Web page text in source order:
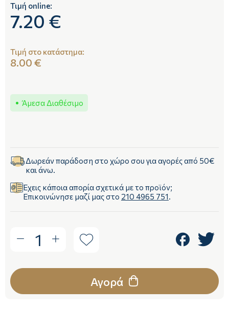
Τιμή online:
7.20 €
Τιμή στο κατάστημα:
8.00 €
Άμεσα Διαθέσιμο
Δωρεάν παράδοση στο χώρο σου για αγορές από 50€
και άνω.
Έχεις κάποια απορία σχετικά με το προϊόν;
Επικοινώνησε μαζί μας στο 210 4965 751.
1
Αγορά